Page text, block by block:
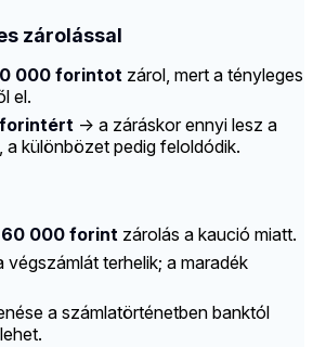
zárolással
000 forintot zárol, mert a tényleges
el.
forintért → a záráskor ennyi lesz a
a különbözet pedig feloldódik.
60 000 forint zárolás a kaució miatt.
végszámlát terhelik; a maradék
a számlatörténetben banktól
lehet.